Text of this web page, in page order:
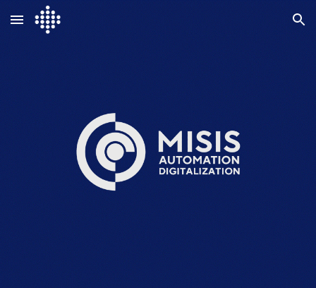
Skip to main content Skip to navigation